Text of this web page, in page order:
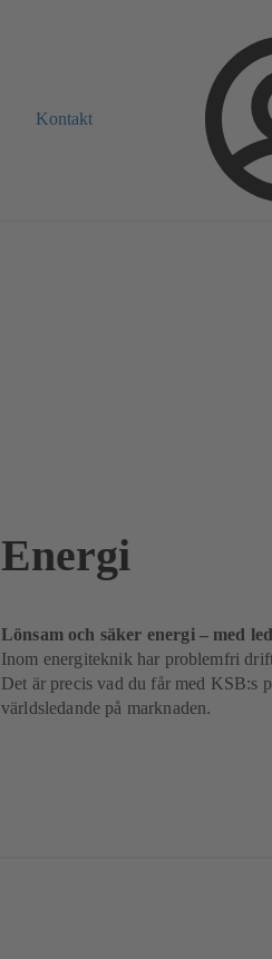
Kontakt
Energi
Lönsam och säker energi – med
Inom energiteknik har problemfri
Det är precis vad du får med KSB:s
världsledande på marknaden.